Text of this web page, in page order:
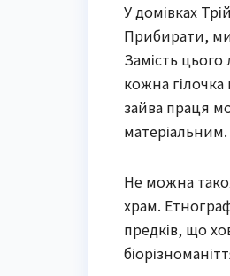
У домівках
Прибирати,
Замість
кожна
зайва праця
матеріальним.
Не можна
храм.
предків, що